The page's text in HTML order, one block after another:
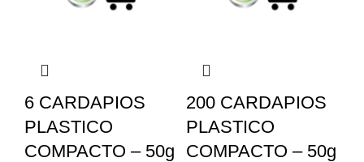
6 CARDAPIOS
PLASTICO
COMPACTO – 50g
200 CARDAPIOS
PLASTICO
COMPACTO – 50g